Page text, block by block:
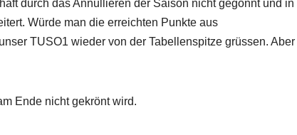
durch das Annullieren der Saison nicht gegönnt und in
Würde man die erreichten Punkte aus
TUSO1 wieder von der Tabellenspitze grüssen. Aber
Ende nicht gekrönt wird.